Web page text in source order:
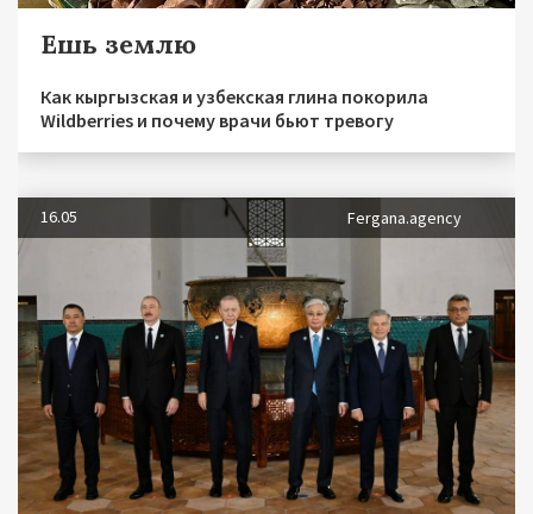
Ешь землю
Как кыргызская и узбекская глина покорила
Wildberries и почему врачи бьют тревогу
16.05 Fergana.agency